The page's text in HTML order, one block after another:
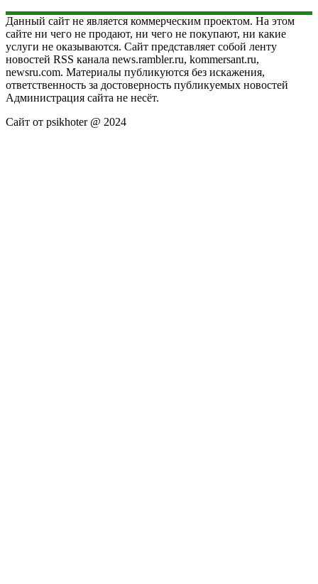
Данный сайт не является коммерческим проектом. На этом
сайте ни чего не продают, ни чего не покупают, ни какие
услуги не оказываются. Сайт представляет собой ленту
новостей RSS канала news.rambler.ru, kommersant.ru,
newsru.com. Материалы публикуются без искажения,
ответственность за достоверность публикуемых новостей
Администрация сайта не несёт.
Сайт от psikhoter @ 2024